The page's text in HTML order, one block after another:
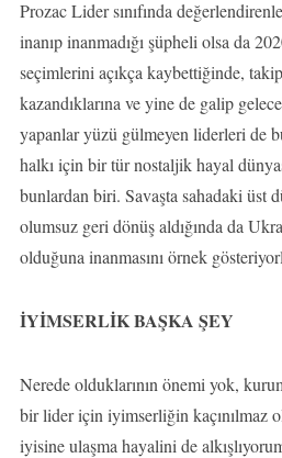
Prozac Lider sınıfında
inanıp inanmadığı şüpheli olsa da
seçimlerini açıkça kaybettiğinde,
kazandıklarına ve yine de galip
yapanlar yüzü gülmeyen liderleri de
halkı için bir tür nostaljik hayal
bunlardan biri. Savaşta sahadaki üst
olumsuz geri dönüş aldığında da
olduğuna inanmasını örnek
İYİMSERLİK BAŞKA ŞEY
Nerede olduklarının önemi yok,
bir lider için iyimserliğin kaçınılmaz
iyisine ulaşma hayalini de